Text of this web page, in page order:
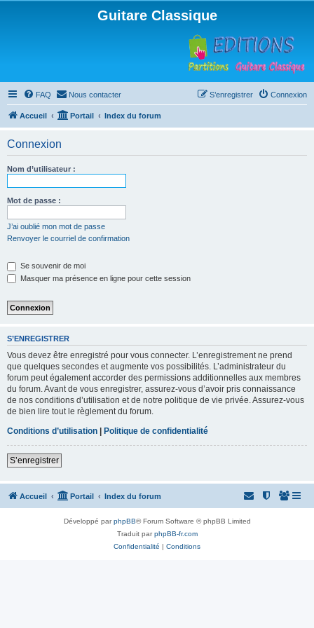
Guitare Classique
FAQ Nous contacter Connexion
S’enregistrer
Accueil Portail Index du forum
Connexion
Nom d’utilisateur :
Mot de passe :
J’ai oublié mon mot de passe
Renvoyer le courriel de confirmation
Se souvenir de moi
Masquer ma présence en ligne pour cette session
S’ENREGISTRER
Vous devez être enregistré pour vous connecter. L’enregistrement ne prend
que quelques secondes et augmente vos possibilités. L’administrateur du
forum peut également accorder des permissions additionnelles aux membres
du forum. Avant de vous enregistrer, assurez-vous d’avoir pris connaissance
de nos conditions d’utilisation et de notre politique de vie privée. Assurez-vous
de bien lire tout le règlement du forum.
Conditions d’utilisation | Politique de confidentialité
S’enregistrer
Accueil Portail Index du forum
Développé parphpBB® Forum Software © phpBB Limited
Traduit parphpBB-fr.com
Confidentialité | Conditions